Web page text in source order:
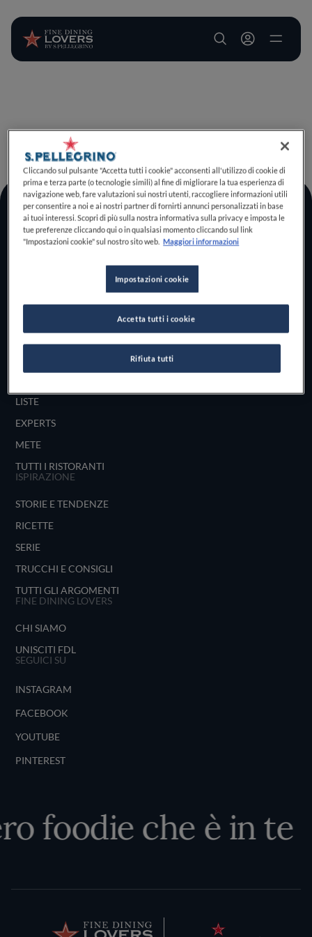
User account
TORNA A INIZIO PAGINA
Home
Log In
Scopri il vero
foodie che è in te
UNISCITI
LISTE
EXPERTS
METE
TUTTI I RISTORANTI
ISPIRAZIONE
STORIE E TENDENZE
RICETTE
SERIE
TRUCCHI E CONSIGLI
TUTTI GLI ARGOMENTI
FINE DINING LOVERS
CHI SIAMO
UNISCITI FDL
SEGUICI SU
INSTAGRAM
FACEBOOK
YOUTUBE
PINTEREST
foodie che è in te
Cliccando sul pulsante "Accetta tutti i cookie" acconsenti all'utilizzo di cookie di
prima e terza parte (o tecnologie simili) al fine di migliorare la tua esperienza di
navigazione web, fare valutazioni sui nostri utenti, raccogliere informazioni utili
per consentire a noi e ai nostri partner di fornirti annunci personalizzati in base
ai tuoi interessi. Scopri di più sulla nostra informativa sulla privacy e imposta le
tue preferenze cliccando qui o in qualsiasi momento cliccando sul link
"Impostazioni cookie" sul nostro sito web. Maggiori informazioni
Impostazioni cookie
Rifiuta tutti
Accetta tutti i cookie